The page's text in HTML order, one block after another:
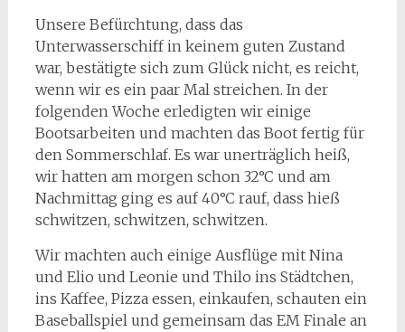
Unsere Befürchtung, dass das
Unterwasserschiff in keinem guten Zustand
war, bestätigte sich zum Glück nicht, es reicht,
wenn wir es ein paar Mal streichen. In der
folgenden Woche erledigten wir einige
Bootsarbeiten und machten das Boot fertig für
den Sommerschlaf. Es war unerträglich heiß,
wir hatten am morgen schon 32°C und am
Nachmittag ging es auf 40°C rauf, dass hieß
schwitzen, schwitzen, schwitzen.
Wir machten auch einige Ausflüge mit Nina
und Elio und Leonie und Thilo ins Städtchen,
ins Kaffee, Pizza essen, einkaufen, schauten ein
Baseballspiel und gemeinsam das EM Finale an